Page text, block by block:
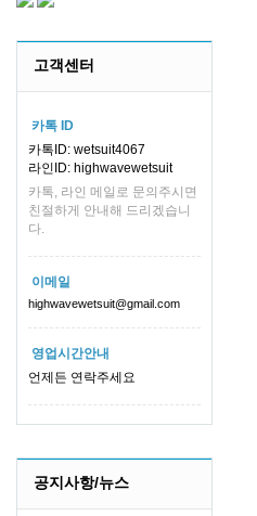
고객센터
카톡 ID
카톡ID: wetsuit4067
라인ID: highwavewetsuit
카톡, 라인 메일로 문의주시면
친절하게 안내해 드리겠습니
다.
이메일
highwavewetsuit@gmail.com
영업시간안내
언제든 연락주세요
공지사항/뉴스